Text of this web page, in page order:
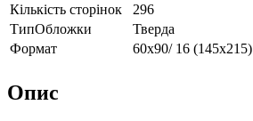
Кількість сторінок
296
ТипОбложки
Тверда
Формат
60х90/ 16 (145х215)
Опис